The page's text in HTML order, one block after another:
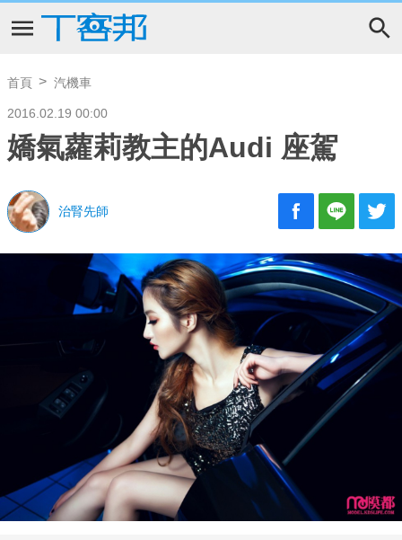
首頁 汽機車
2016.02.19 00:00
嬌氣蘿莉教主的Audi 座駕
治腎先師